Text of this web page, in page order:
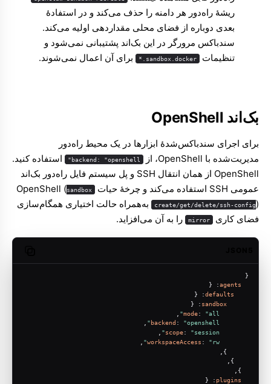
ریشهٔ راه‌دور هر دامنه را حذف می‌کند و در استفادهٔ
بعدی دوباره از فضای محلی مقداردهی اولیه می‌کند.
سندباکس مرورگر در این بک‌اند پشتیبانی نمی‌شود و
تنظیمات
sandbox.docker.* برای آن اعمال نمی‌شوند.
بک‌اند OpenShell
برای اجرای سندباکس‌شدهٔ ابزارها در یک محیط راه‌دور
مدیریت‌شده با OpenShell، از
backend: "openshell"
استفاده کنید.
OpenShell از همان انتقال SSH و پل سیستم فایل راه‌دور بک‌اند
عمومی SSH استفاده می‌کند و چرخهٔ حیات OpenShell (
sandbox
create/get/delete/ssh-config ) به‌همراه حالت اختیاری همگام‌سازی
فضای کاری
mirror را به آن می‌افزاید.
{
agents
: {
defaults
: {
sandbox
: {
mode: "all"
backend : "openshell"
scope: "session"
workspaceAccess : "rw"
plugins
: {